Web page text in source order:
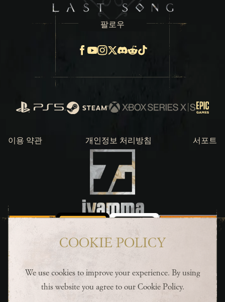
COOKIE POLICY
We use cookies to improve your experience. By using
this website you agree to our Cookie Policy.
팔로우
PlayStation Steam Xbox Series X/S Epic
이용 약관 개인정보 처리방침 서포트
reserved. “Jyamma Games” is a registered trademark of Jyamma Games S.r.l.
All rights reserved. ©2024 Jyamma Games ©Enotria: The Last Song.
Additional copyright and trademark rights reserved by their respective